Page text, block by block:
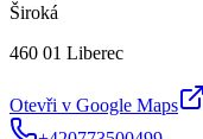
Široká
460 01 Liberec
Otevři v Google Maps